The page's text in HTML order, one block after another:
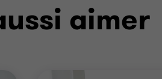
aimer